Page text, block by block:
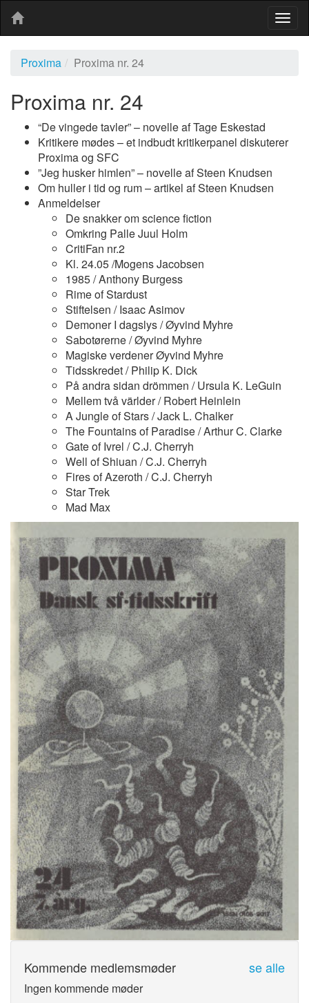
Proxima
Proxima nr. 24
Proxima nr. 24
“De vingede tavler” – novelle af Tage Eskestad
Kritikere mødes – et indbudt kritikerpanel diskuterer
Proxima og SFC
”Jeg husker himlen” – novelle af Steen Knudsen
Om huller i tid og rum – artikel af Steen Knudsen
Anmeldelser
De snakker om science fiction
Omkring Palle Juul Holm
CritiFan nr.2
Kl. 24.05 /Mogens Jacobsen
1985 / Anthony Burgess
Rime of Stardust
Stiftelsen / Isaac Asimov
Demoner I dagslys / Øyvind Myhre
Sabotørerne / Øyvind Myhre
Magiske verdener Øyvind Myhre
Tidsskredet / Philip K. Dick
På andra sidan drömmen / Ursula K. LeGuin
Mellem två världer / Robert Heinlein
A Jungle of Stars / Jack L. Chalker
The Fountains of Paradise / Arthur C. Clarke
Gate of Ivrel / C.J. Cherryh
Well of Shiuan / C.J. Cherryh
Fires of Azeroth / C.J. Cherryh
Star Trek
Mad Max
Kommende medlemsmøder se alle
Ingen kommende møder